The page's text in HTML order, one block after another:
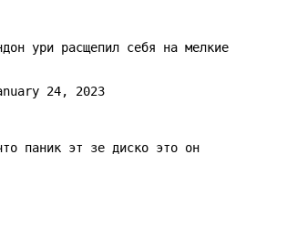
ури расщепил себя на мелкие
24, 2023
паник эт зе диско это он